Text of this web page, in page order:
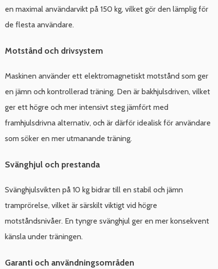
en maximal användarvikt på 150 kg, vilket gör den lämplig för
de flesta användare.
Motstånd och drivsystem
Maskinen använder ett elektromagnetiskt motstånd som ger
en jämn och kontrollerad träning. Den är bakhjulsdriven, vilket
ger ett högre och mer intensivt steg jämfört med
framhjulsdrivna alternativ, och är därför idealisk för användare
som söker en mer utmanande träning.
Svänghjul och prestanda
Svänghjulsvikten på 10 kg bidrar till en stabil och jämn
tramprörelse, vilket är särskilt viktigt vid högre
motståndsnivåer. En tyngre svänghjul ger en mer konsekvent
känsla under träningen.
Garanti och användningsområden